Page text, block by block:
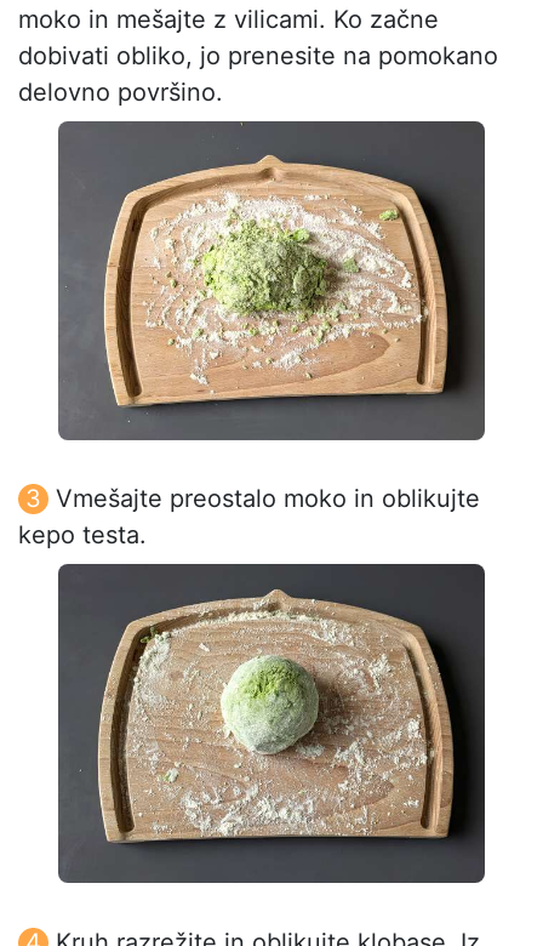
moko in mešajte z vilicami. Ko začne
dobivati obliko, jo prenesite na pomokano
delovno površino.
Vmešajte preostalo moko in oblikujte
kepo testa.